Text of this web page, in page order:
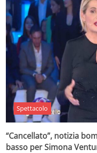
Spettacolo
“Cancellato”, notizia
basso per Simona